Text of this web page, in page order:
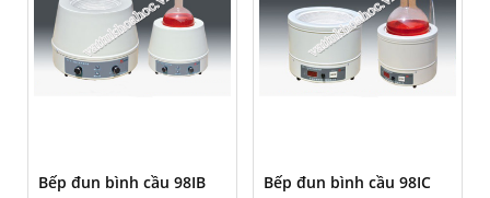
Bếp đun bình cầu 98IB Bếp đun bình cầu 98IC